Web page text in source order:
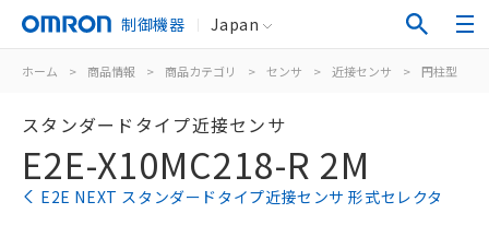
制御機器 Japan
ホーム > 商品情報 > 商品カテゴリ > センサ > 近接センサ > 円柱型
スタンダードタイプ近接センサ
E2E-X10MC218-R 2M
E2E NEXT スタンダードタイプ近接センサ 形式セレクタ